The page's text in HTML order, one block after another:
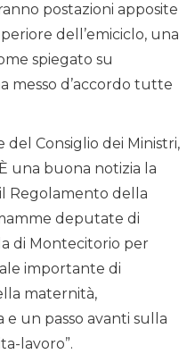
postazioni apposite
dell’emiciclo, una
spiegato su
messo d’accordo tutte
del Consiglio dei Ministri,
una buona notizia la
Regolamento della
deputate di
di Montecitorio per
importante di
maternità,
e un passo avanti sulla
lavoro”.